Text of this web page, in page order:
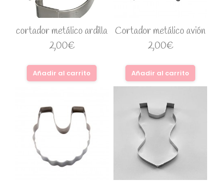
cortador metálico ardilla
2,00€
Añadir al carrito
Cortador metálico avión
2,00€
Añadir al carrito